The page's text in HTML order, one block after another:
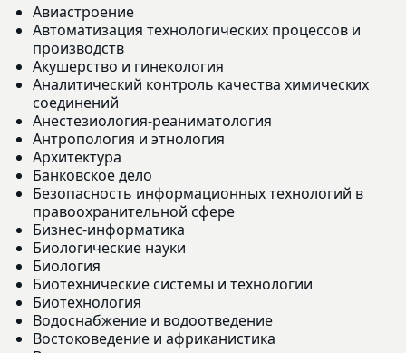
Авиастроение
Автоматизация технологических процессов и
производств
Акушерство и гинекология
Аналитический контроль качества химических
соединений
Анестезиология-реаниматология
Антропология и этнология
Архитектура
Банковское дело
Безопасность информационных технологий в
правоохранительной сфере
Бизнес-информатика
Биологические науки
Биология
Биотехнические системы и технологии
Биотехнология
Водоснабжение и водоотведение
Востоковедение и африканистика